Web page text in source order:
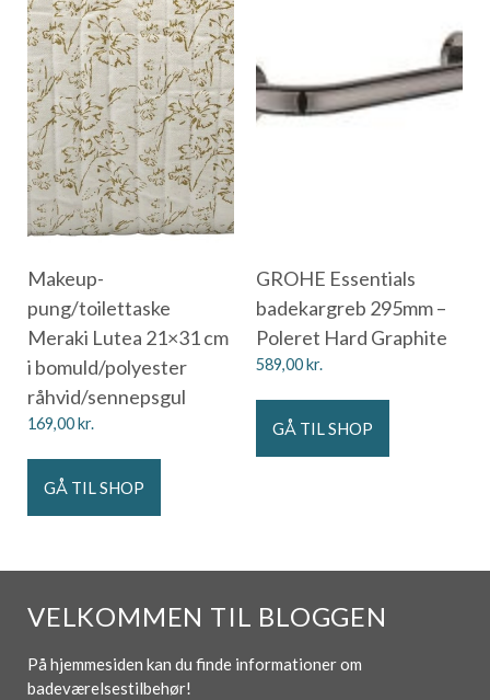
Makeup-
pung/toilettaske
Meraki Lutea 21×31 cm
i bomuld/polyester
råhvid/sennepsgul
169,00kr.
GÅ TIL SHOP
GROHE Essentials
badekargreb 295mm –
Poleret Hard Graphite
589,00kr.
GÅ TIL SHOP
VELKOMMEN TIL BLOGGEN
På hjemmesiden kan du finde informationer om
badeværelsestilbehør!